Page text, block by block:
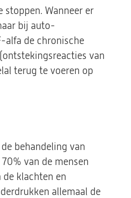
Wanneer er
bij auto-
alfa de chronische
van
terug te voeren op
behandeling van
van de mensen
klachten en
allemaal de